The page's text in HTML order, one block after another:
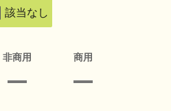
該当なし
非商用 商用